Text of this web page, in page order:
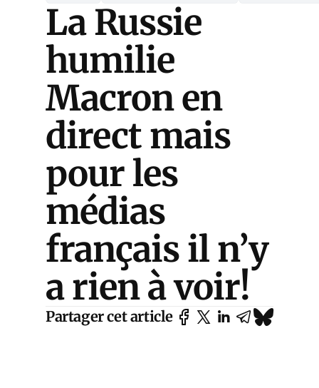
La Russie
humilie
Macron en
direct mais
pour les
médias
français il n’y
a rien à voir!
Partager cet article